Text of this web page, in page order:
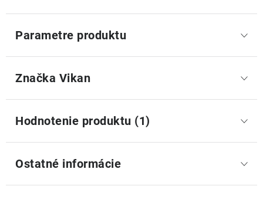
Parametre produktu
Značka Vikan
Hodnotenie produktu (1)
Ostatné informácie